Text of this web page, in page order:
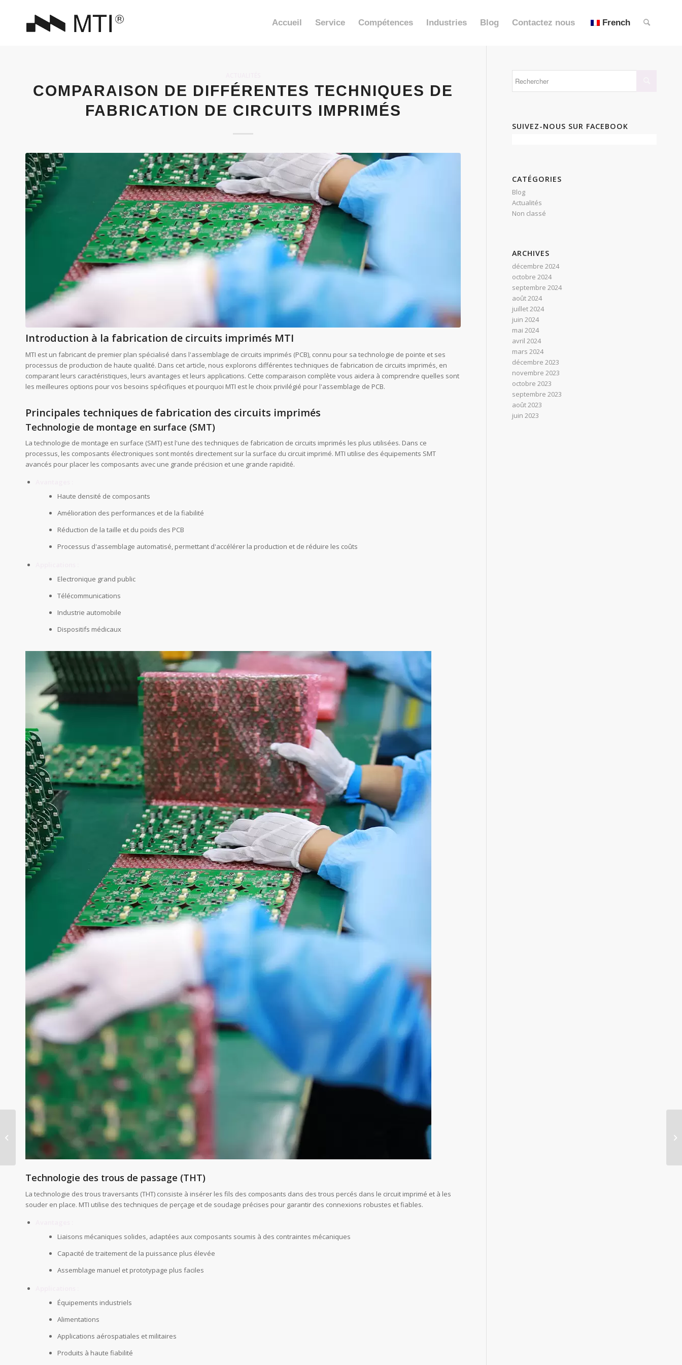
Accueil Service Compétences Industries Blog Contactez nous French
COMPARAISON DE DIFFÉRENTES TECHNIQUES DE
FABRICATION DE CIRCUITS IMPRIMÉS
Introduction à la fabrication de circuits imprimés MTI
MTI est un fabricant de premier plan spécialisé dans l'assemblage de circuits imprimés (PCB), connu pour sa technologie de pointe et ses
processus de production de haute qualité. Dans cet article, nous explorons différentes techniques de fabrication de circuits imprimés, en
comparant leurs caractéristiques, leurs avantages et leurs applications. Cette comparaison complète vous aidera à comprendre quelles sont
les meilleures options pour vos besoins spécifiques et pourquoi MTI est le choix privilégié pour l'assemblage de PCB.
Principales techniques de fabrication des circuits imprimés
Technologie de montage en surface (SMT)
La technologie de montage en surface (SMT) est l'une des techniques de fabrication de circuits imprimés les plus utilisées. Dans ce
processus, les composants électroniques sont montés directement sur la surface du circuit imprimé. MTI utilise des équipements SMT
avancés pour placer les composants avec une grande précision et une grande rapidité.
Haute densité de composants
Amélioration des performances et de la fiabilité
Réduction de la taille et du poids des PCB
Processus d'assemblage automatisé, permettant d'accélérer la production et de réduire les coûts
Electronique grand public
Télécommunications
Industrie automobile
Dispositifs médicaux
Technologie des trous de passage (THT)
La technologie des trous traversants (THT) consiste à insérer les fils des composants dans des trous percés dans le circuit imprimé et à les
souder en place. MTI utilise des techniques de perçage et de soudage précises pour garantir des connexions robustes et fiables.
Liaisons mécaniques solides, adaptées aux composants soumis à des contraintes mécaniques
Capacité de traitement de la puissance plus élevée
Assemblage manuel et prototypage plus faciles
Équipements industriels
Alimentations
Applications aérospatiales et militaires
Produits à haute fiabilité
SUIVEZ-NOUS SUR FACEBOOK
CATÉGORIES
Blog
Actualités
Non classé
ARCHIVES
décembre 2024
octobre 2024
septembre 2024
août 2024
juillet 2024
juin 2024
mai 2024
avril 2024
mars 2024
décembre 2023
novembre 2023
octobre 2023
septembre 2023
août 2023
juin 2023
Circuit imprimé
multicouche pour
dispositif à haute
fonctionnalité